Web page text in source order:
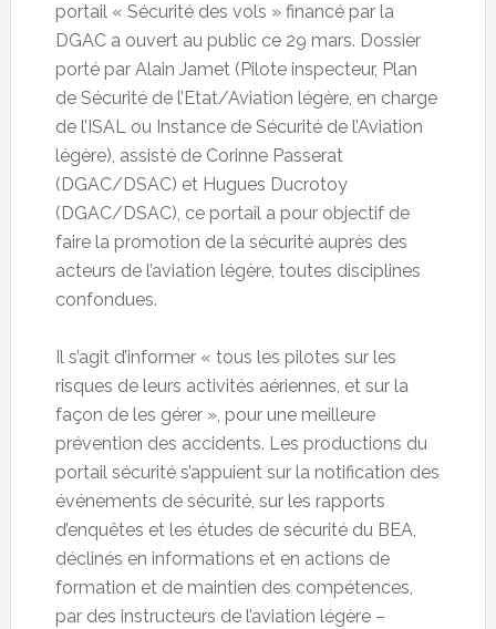
portail « Sécurité des vols » financé par la
DGAC a ouvert au public ce 29 mars. Dossier
porté par Alain Jamet (Pilote inspecteur, Plan
de Sécurité de l’Etat/Aviation légère, en charge
de l’ISAL ou Instance de Sécurité de l’Aviation
légère), assisté de Corinne Passerat
(DGAC/DSAC) et Hugues Ducrotoy
(DGAC/DSAC), ce portail a pour objectif de
faire la promotion de la sécurité auprès des
acteurs de l’aviation légère, toutes disciplines
confondues.
Il s’agit d’informer « tous les pilotes sur les
risques de leurs activités aériennes, et sur la
façon de les gérer », pour une meilleure
prévention des accidents. Les productions du
portail sécurité s’appuient sur la notification des
événements de sécurité, sur les rapports
d’enquêtes et les études de sécurité du BEA,
déclinés en informations et en actions de
formation et de maintien des compétences,
par des instructeurs de l’aviation légère –